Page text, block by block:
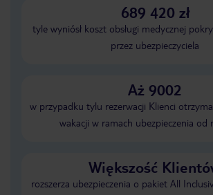
689 420 zł
tyle wyniósł koszt obsługi medycznej
przez ubezpieczyciela
Aż 9002
w przypadku tylu rezerwacji Klienci
wakacji w ramach ubezpieczenia od
Większość
rozszerza ubezpieczenia o pakiet All